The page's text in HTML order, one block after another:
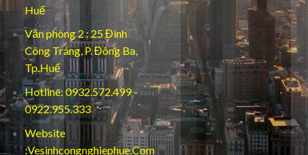
Huế
Văn phòng 2 : 25 Đinh
Công Tráng, P. Đông Ba,
Tp.Huế
Hotline: 0932.572.499 -
0922.955.333
Website
:Vesinhcongnghiephue.Com